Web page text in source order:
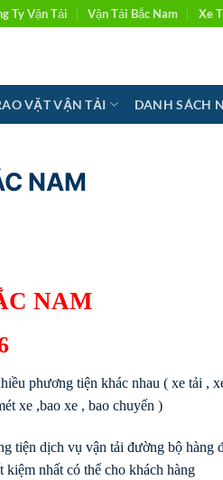
Ty Vận Tải Vận Tải Bắc Nam Xe
VẶT VẬN TẢI DANH SÁCH
NAM
NAM
phương tiện khác nhau ( xe tải ,
xe ,bao xe , bao chuyến )
tiện dịch vụ vận tải đường bộ hàng
nhất có thể cho khách hàng